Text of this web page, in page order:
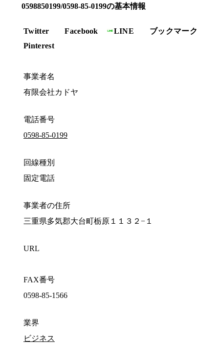
0598850199/0598-85-0199の基本情報
Twitter Facebook LINE
ブックマーク
Pinterest
事業者名
有限会社カドヤ
電話番号
0598-85-0199
回線種別
固定電話
事業者の住所
三重県多気郡大台町栃原１１３２−１
URL
FAX番号
0598-85-1566
業界
ビジネス